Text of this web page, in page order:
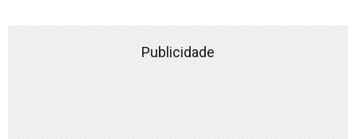
Publicidade